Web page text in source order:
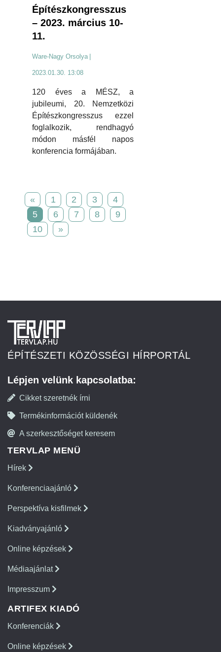
Építészkongresszus
– 2023. március 10-
11.
Ware-Nagy Orsolya
2023.01.30. 13:08
120 éves a MÉSZ, a
jubileumi, 20. Nemzetközi
Építészkongresszus ezzel
foglalkozik, rendhagyó
módon másfél napos
konferencia formájában.
« 1 2 3
4
5
6 7 8
9
10
»
ÉPÍTÉSZETI KÖZÖSSÉGI HÍRPORTÁL
Lépjen velünk kapcsolatba:
Cikket szeretnék írni
Termékinformációt küldenék
A szerkesztőséget keresem
TERVLAP MENÜ
Hírek
Konferenciaajánló
Perspektíva kisfilmek
Kiadványajánló
Online képzések
Médiaajánlat
Impresszum
ARTIFEX KIADÓ
Konferenciák
Online képzések